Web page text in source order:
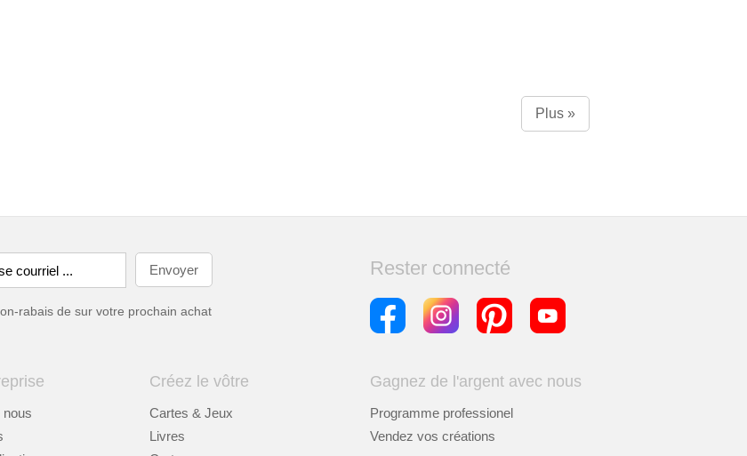
Plus »
rabais de sur votre prochain achat
Rester connecté
nous
Créez le vôtre
Cartes & Jeux
Livres
Gagnez de l'argent avec nous
Programme professionel
Vendez vos créations